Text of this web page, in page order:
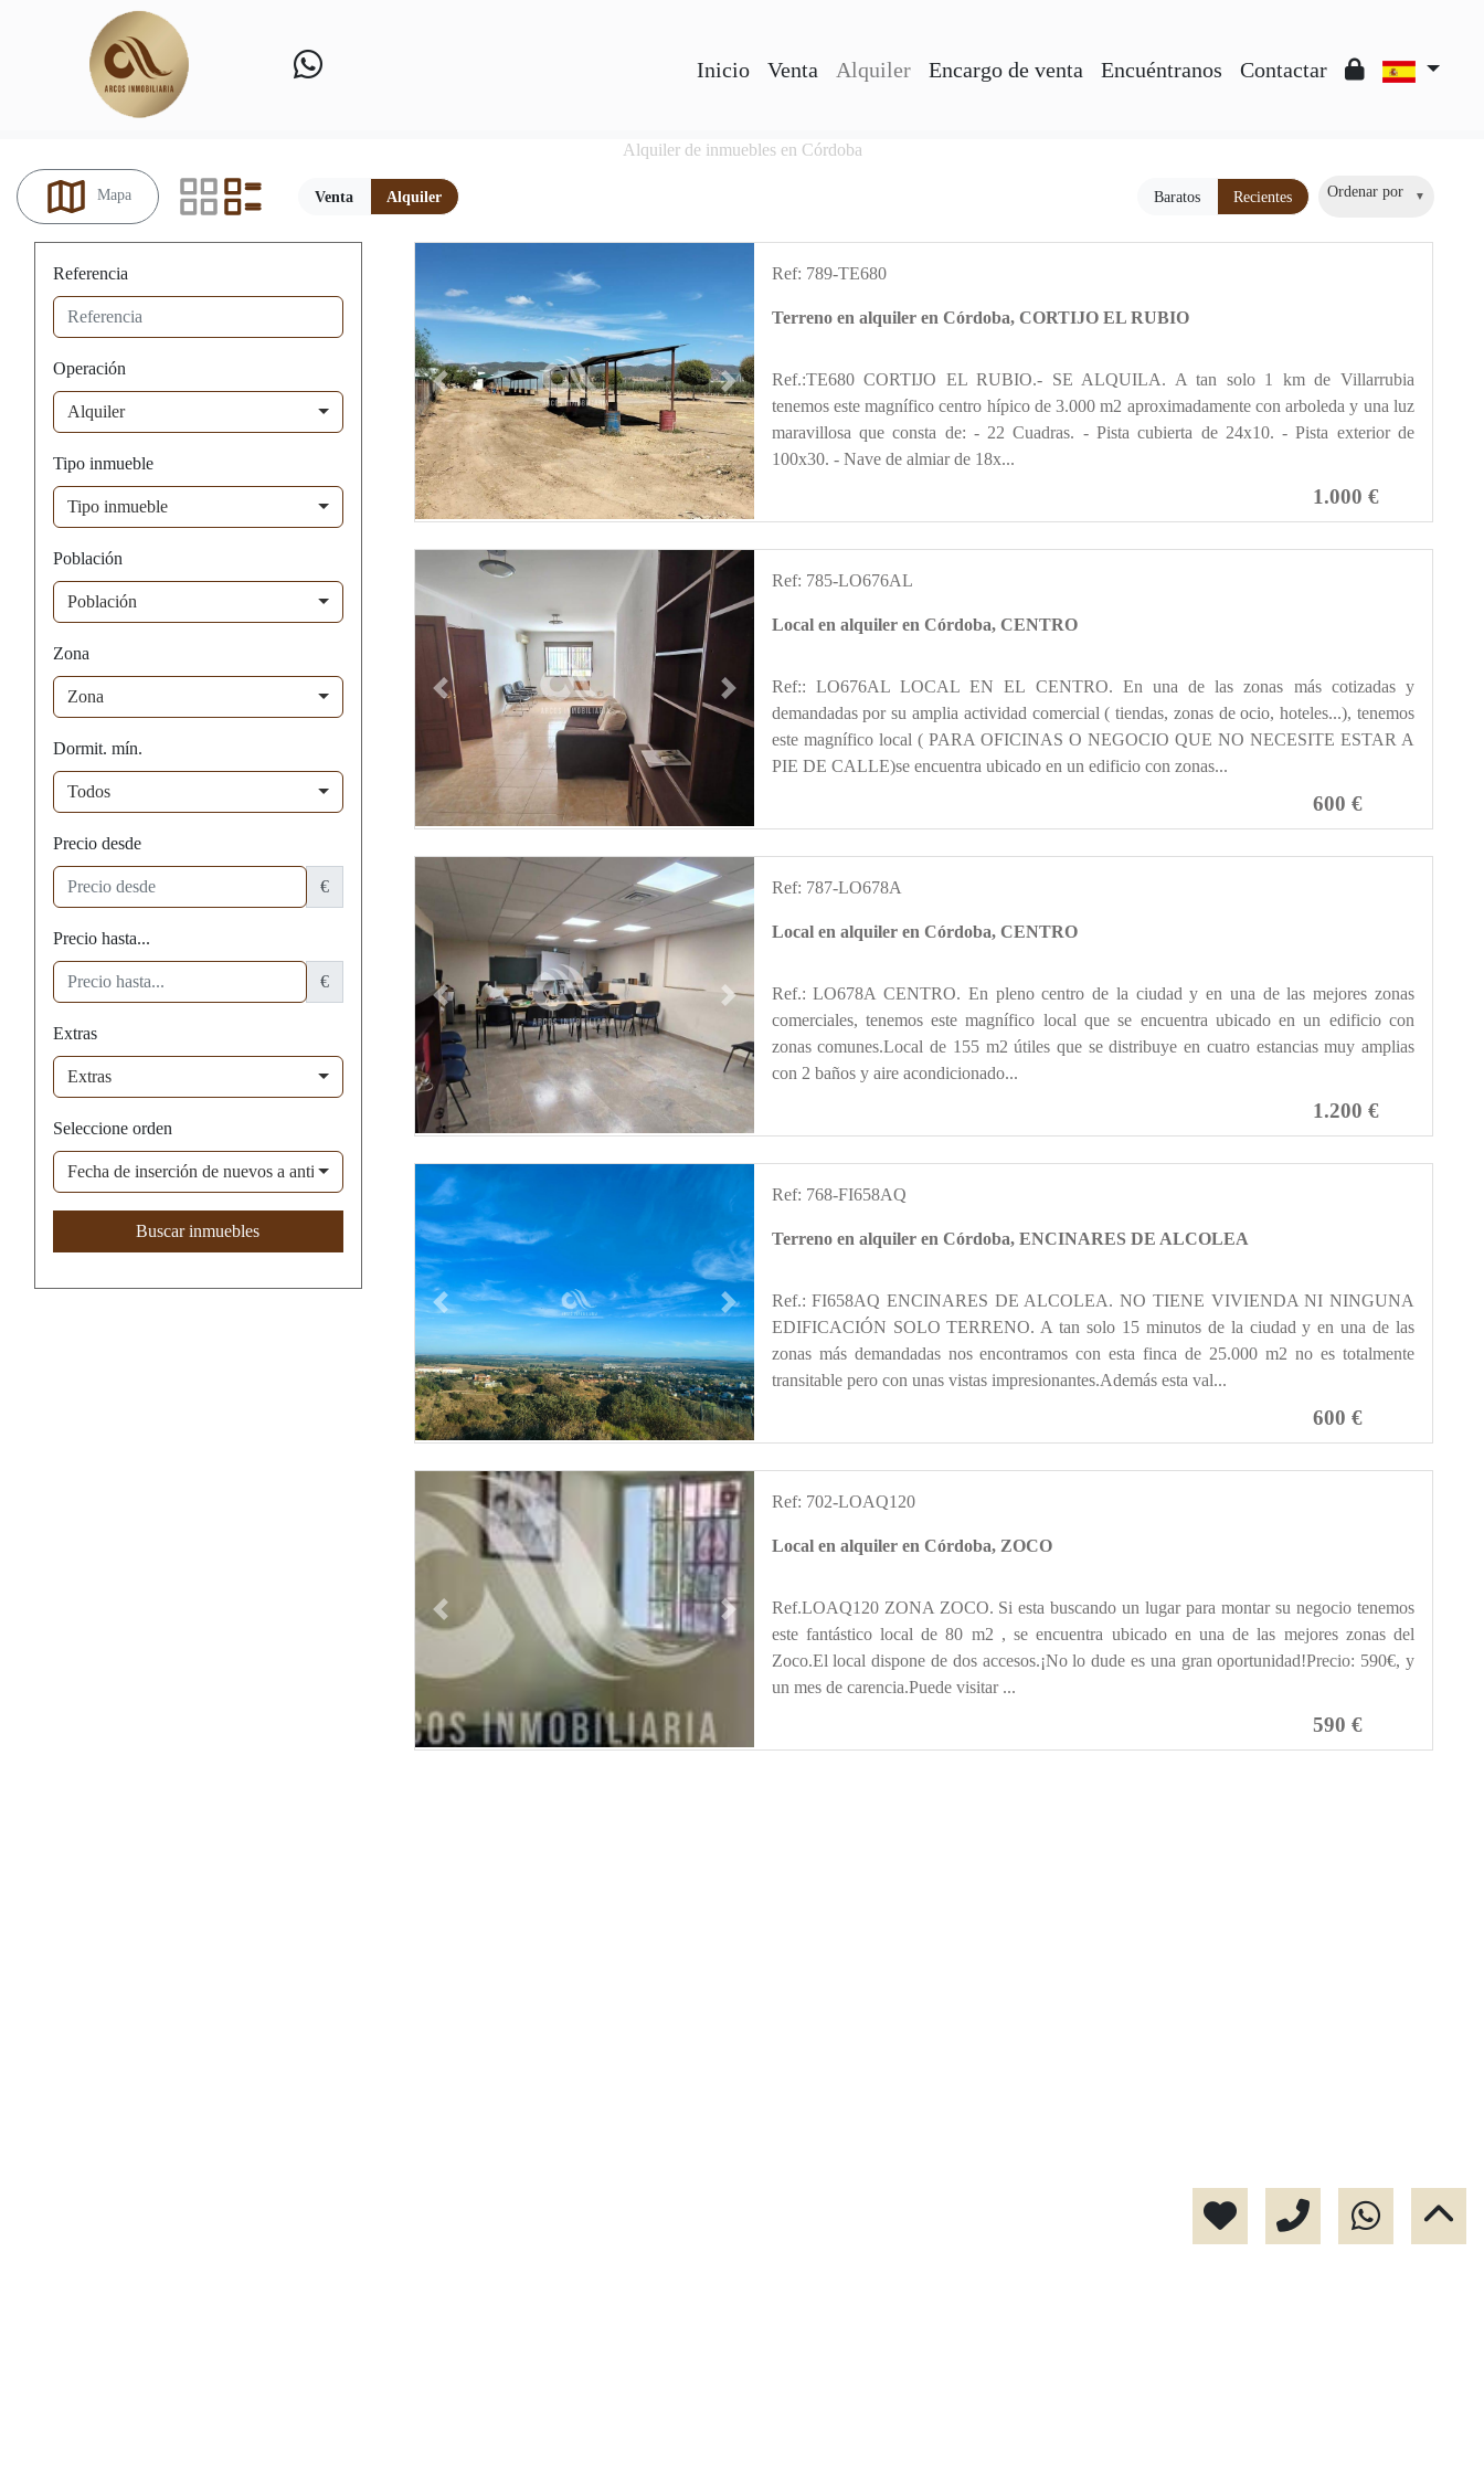
Inicio Venta Alquiler Encargo de venta Encuéntranos Contactar
Alquiler de inmuebles en Córdoba
Mapa Venta Alquiler Baratos Recientes Ordenar por
Referencia
Operación
Alquiler
Tipo inmueble
Tipo inmueble
Provincia
Población
Población
Zona
Zona
Dormit. mín.
Todos
Precio desde
€
Precio hasta...
€
Extras
Extras
Seleccione orden
Fecha de inserción de nuevos a antiguos
Buscar inmuebles
Previous Next
Ref: 789-TE680
Terreno en alquiler en Córdoba, CORTIJO EL RUBIO
Ref.:TE680 CORTIJO EL RUBIO.- SE ALQUILA. A tan solo 1 km de Villarrubia
tenemos este magnífico centro hípico de 3.000 m2 aproximadamente con arboleda y una luz
maravillosa que consta de: - 22 Cuadras. - Pista cubierta de 24x10. - Pista exterior de
100x30. - Nave de almiar de 18x...
1.000 €
Previous Next
Ref: 785-LO676AL
Local en alquiler en Córdoba, CENTRO
Ref:: LO676AL LOCAL EN EL CENTRO. En una de las zonas más cotizadas y
demandadas por su amplia actividad comercial ( tiendas, zonas de ocio, hoteles...), tenemos
este magnífico local ( PARA OFICINAS O NEGOCIO QUE NO NECESITE ESTAR A
PIE DE CALLE)se encuentra ubicado en un edificio con zonas...
600 €
Previous Next
Ref: 787-LO678A
Local en alquiler en Córdoba, CENTRO
Ref.: LO678A CENTRO. En pleno centro de la ciudad y en una de las mejores zonas
comerciales, tenemos este magnífico local que se encuentra ubicado en un edificio con
zonas comunes.Local de 155 m2 útiles que se distribuye en cuatro estancias muy amplias
con 2 baños y aire acondicionado...
1.200 €
Previous Next
Ref: 768-FI658AQ
Terreno en alquiler en Córdoba, ENCINARES DE ALCOLEA
Ref.: FI658AQ ENCINARES DE ALCOLEA. NO TIENE VIVIENDA NI NINGUNA
EDIFICACIÓN SOLO TERRENO. A tan solo 15 minutos de la ciudad y en una de las
zonas más demandadas nos encontramos con esta finca de 25.000 m2 no es totalmente
transitable pero con unas vistas impresionantes.Además esta val...
600 €
Previous Next
Ref: 702-LOAQ120
Local en alquiler en Córdoba, ZOCO
Ref.LOAQ120 ZONA ZOCO. Si esta buscando un lugar para montar su negocio tenemos
este fantástico local de 80 m2 , se encuentra ubicado en una de las mejores zonas del
Zoco.El local dispone de dos accesos.¡No lo dude es una gran oportunidad!Precio: 590€, y
un mes de carencia.Puede visitar ...
590 €